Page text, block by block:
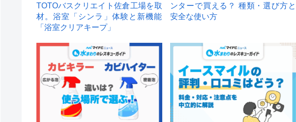
TOTOバスクリエイト佐倉工場を取
材。浴室「シンラ」体験と新機能
「浴室クリアキープ」
ンターで買える？ 種類・選び方と
安全な使い方